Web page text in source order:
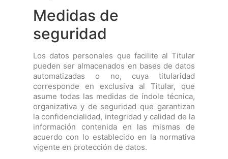
Medidas de
seguridad
Los datos personales que facilite al Titular
pueden ser almacenados en bases de datos
automatizadas o no, cuya titularidad
corresponde en exclusiva al Titular, que
asume todas las medidas de índole técnica,
organizativa y de seguridad que garantizan
la confidencialidad, integridad y calidad de la
información contenida en las mismas de
acuerdo con lo establecido en la normativa
vigente en protección de datos.